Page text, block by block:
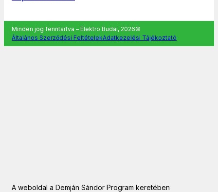
Minden jog fenntartva – Elektro Budai, 2026©
Általános Szerződési FeltételekAdatkezelési Tájékoztató
A weboldal a Demján Sándor Program keretében